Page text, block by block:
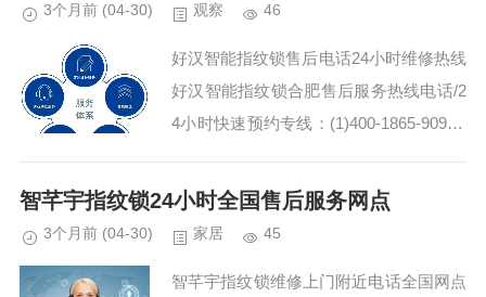
3个月前 (04-30) 观察 46
好汉智能指纹锁售后电话24小时维修热线
好汉智能指纹锁合肥售后服务热线电话/2
4小时快速预约专线：(1)400-1865-909(2)
909维...
智芊宇指纹锁24小时全国售后服务网点
3个月前 (04-30) 家居 45
智芊宇指纹锁维修上门附近电话全国网点